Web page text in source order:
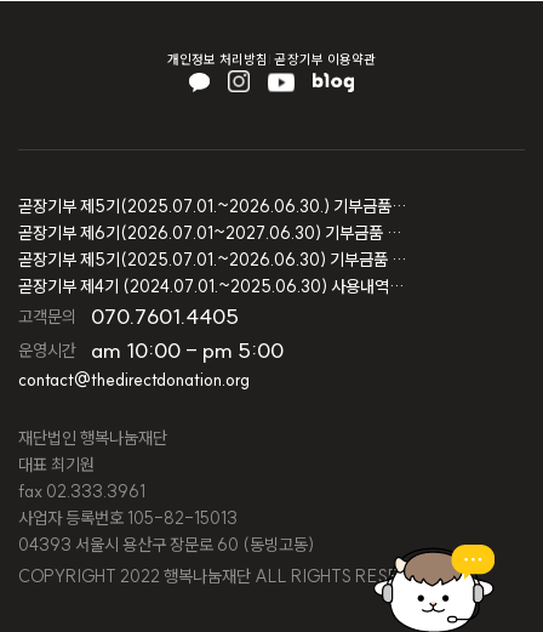
개인정보 처리방침 곧장기부 이용약관
고객문의 070.7601.4405
운영시간 am 10:00 - pm 5:00
contact@thedirectdonation.org
재단법인 행복나눔재단
대표 최기원
fax 02.333.3961
사업자 등록번호 105-82-15013
04393 서울시 용산구 장문로 60 (동빙고동)
COPYRIGHT 2022 행복나눔재단 ALL RIGHTS RESERVED.
곧장기부 제5기(2025.07.01.~2026.06.30.) 기부금품 모집결과 보고
곧장기부 제6기(2026.07.01~2027.06.30) 기부금품 모집등록 보고
곧장기부 제5기(2025.07.01.~2026.06.30) 기부금품 모집등록 보고
곧장기부 제4기 (2024.07.01.~2025.06.30) 사용내역 및 회계감사 보고